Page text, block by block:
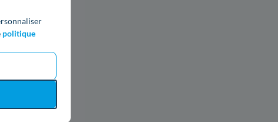
politique